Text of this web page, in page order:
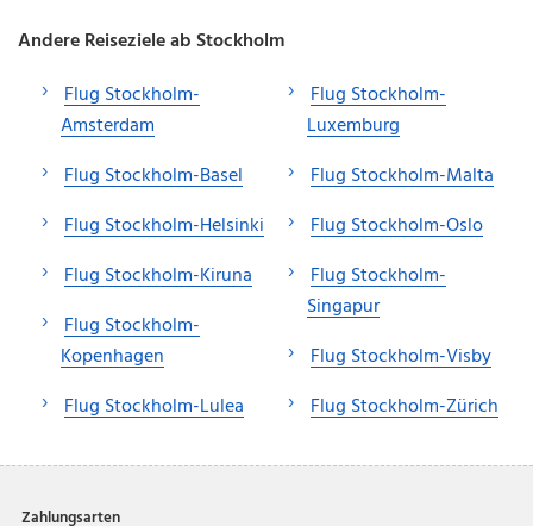
Andere Reiseziele ab Stockholm
Flug Stockholm-
Amsterdam
Flug Stockholm-Basel
Flug Stockholm-Helsinki
Flug Stockholm-Kiruna
Flug Stockholm-
Kopenhagen
Flug Stockholm-Lulea
Flug Stockholm-
Luxemburg
Flug Stockholm-Malta
Flug Stockholm-Oslo
Flug Stockholm-
Singapur
Flug Stockholm-Visby
Flug Stockholm-Zürich